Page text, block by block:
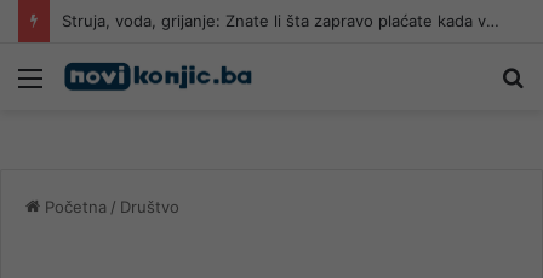
Struja, voda, grijanje: Znate li šta zapravo plaćate kada vam stignu računi?
Meni
Početna / Društvo